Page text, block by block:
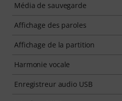
Média de sauvegarde
Affichage des paroles
Affichage de la partition
Harmonie vocale
Enregistreur audio USB